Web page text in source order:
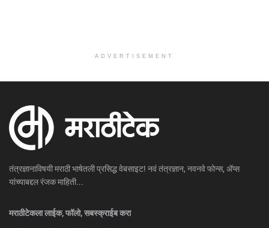
ADVERTISEMENT
तंत्रज्ञानाविषयी मराठी भाषेतली प्रसिद्ध वेबसाइट! नवं तंत्रज्ञान, नवनवे फोन्स, ॲप्स
यांच्याबद्दल रंजक माहिती...
मराठीटेकला लाईक, फॉलो, सबस्क्राईब करा